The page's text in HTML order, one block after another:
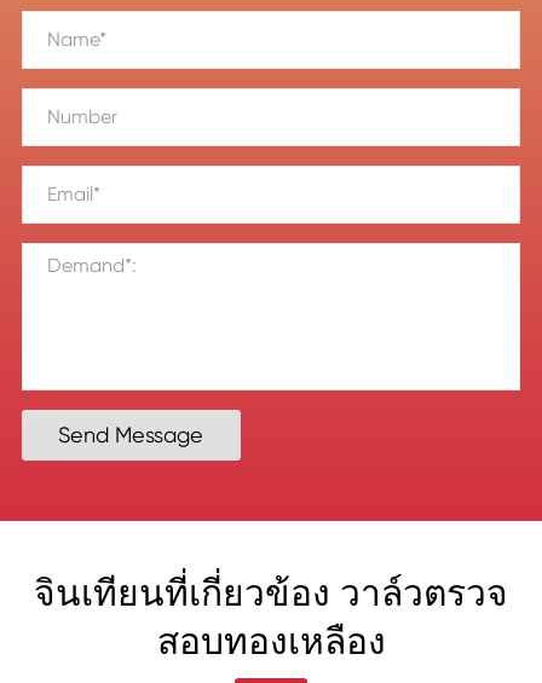
Send Message
จินเทียนที่เกี่ยวข้อง วาล์วตรวจ
สอบทองเหลือง